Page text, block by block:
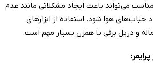
می‌تواند باعث ایجاد مشکلاتی مانند عدم
حباب‌های هوا شود. استفاده از ابزارهای
و دریل برقی با همزن بسیار مهم است.
: